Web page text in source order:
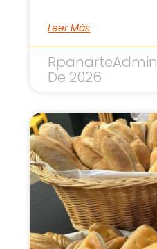
Leer Más
RpanarteAdmin
De 2026